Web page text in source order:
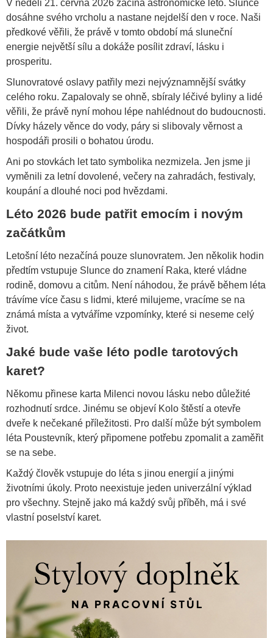
V neděli 21. června 2026 začíná astronomické léto. Slunce
dosáhne svého vrcholu a nastane nejdelší den v roce. Naši
předkové věřili, že právě v tomto období má sluneční
energie největší sílu a dokáže posílit zdraví, lásku i
prosperitu.
Slunovratové oslavy patřily mezi nejvýznamnější svátky
celého roku. Zapalovaly se ohně, sbíraly léčivé byliny a lidé
věřili, že právě nyní mohou lépe nahlédnout do budoucnosti.
Dívky házely věnce do vody, páry si slibovaly věrnost a
hospodáři prosili o bohatou úrodu.
Ani po stovkách let tato symbolika nezmizela. Jen jsme ji
vyměnili za letní dovolené, večery na zahradách, festivaly,
koupání a dlouhé noci pod hvězdami.
Léto 2026 bude patřit emocím i novým
začátkům
Letošní léto nezačíná pouze slunovratem. Jen několik hodin
předtím vstupuje Slunce do znamení Raka, které vládne
rodině, domovu a citům. Není náhodou, že právě během léta
trávíme více času s lidmi, které milujeme, vracíme se na
známá místa a vytváříme vzpomínky, které si neseme celý
život.
Jaké bude vaše léto podle tarotových
karet?
Někomu přinese karta Milenci novou lásku nebo důležité
rozhodnutí srdce. Jinému se objeví Kolo štěstí a otevře
dveře k nečekané příležitosti. Pro další může být symbolem
léta Poustevník, který připomene potřebu zpomalit a zaměřit
se na sebe.
Každý člověk vstupuje do léta s jinou energií a jinými
životními úkoly. Proto neexistuje jeden univerzální výklad
pro všechny. Stejně jako má každý svůj příběh, má i své
vlastní poselství karet.